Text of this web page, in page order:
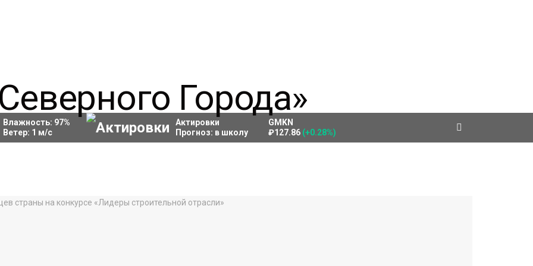
Влажность: 97%
Ветер: 1 м/с
Актировки
Прогноз: в школу
GMKN
₽127.86 (+0.28%)